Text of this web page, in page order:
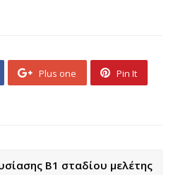
Plus one Pin It
Β1 σταδίου μελέτης